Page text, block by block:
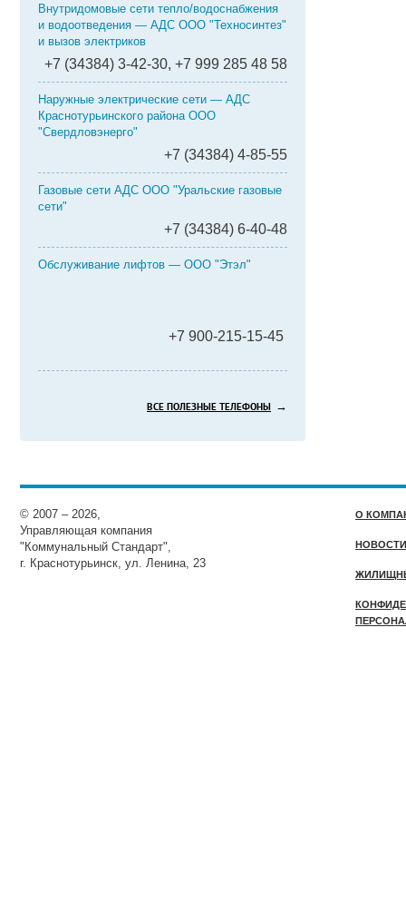
Внутридомовые сети тепло/водоснабжения
и водоотведения — АДС ООО "Техносинтез"
и вызов электриков
+7 (34384) 3-42-30, +7 999 285 48 58
Наружные электрические сети — АДС
Краснотурьинского района ООО
"Свердловэнерго"
+7 (34384) 4-85-55
Газовые сети АДС ООО "Уральские газовые
сети"
+7 (34384) 6-40-48
Обслуживание лифтов — ООО "Этэл"
+7 900-215-15-45
ВСЕ ПОЛЕЗНЫЕ ТЕЛЕФОНЫ →
© 2007 – 2026,
Управляющая компания
"Коммунальный Стандарт",
г. Краснотурьинск, ул. Ленина, 23
О
НОВОСТИ